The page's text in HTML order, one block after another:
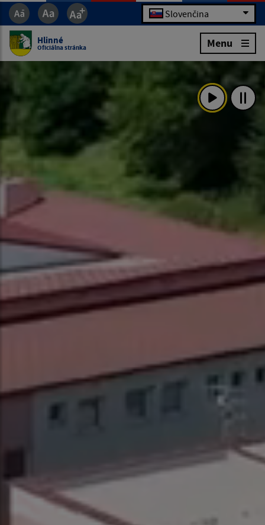
Slovenčina
Hlinné
Oficiálna stránka Menu